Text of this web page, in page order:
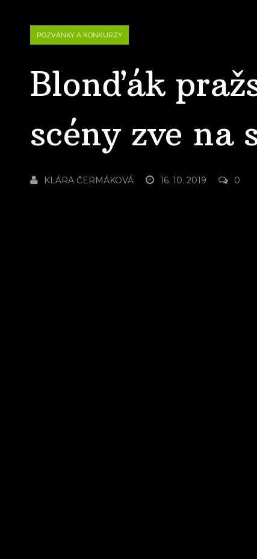
POZVÁNKY A KONKURZY
Blonďák
scény zve na
KLÁRA ČERMÁKOVÁ 16. 10. 2019 0